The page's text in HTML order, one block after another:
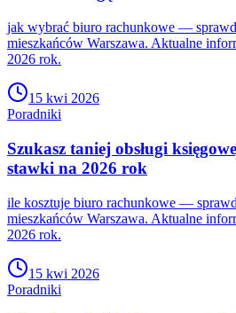
jak wybrać biuro rachunkowe —
mieszkańców Warszawa. Aktualne
2026 rok.
15 kwi 2026
Poradniki
Szukasz taniej obsługi
stawki na 2026 rok
ile kosztuje biuro rachunkowe —
mieszkańców Warszawa. Aktualne
2026 rok.
15 kwi 2026
Poradniki